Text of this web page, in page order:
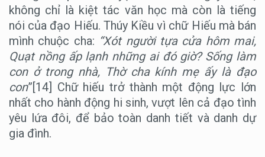
không chỉ là kiệt tác văn học mà còn là tiếng
nói của đạo Hiếu. Thúy Kiều vì chữ Hiếu mà bán
mình chuộc cha: “Xót người tựa cửa hôm mai,
Quạt nồng ấp lạnh những ai đó giờ? Sống làm
con ở trong nhà, Thờ cha kính mẹ ấy là đạo
con”[14] Chữ hiếu trở thành một động lực lớn
nhất cho hành động hi sinh, vượt lên cả đạo tình
yêu lứa đôi, để bảo toàn danh tiết và danh dự
gia đình.